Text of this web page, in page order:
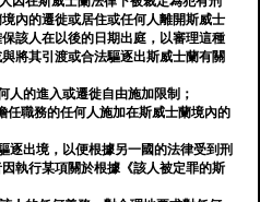
內的遷徙或居住或任何人離開斯威士
該人在以後的日期出庭，以審理這種
將其引渡或合法驅逐出斯威士蘭有關
人的進入或遷徙自由施加限制；
任職務的任何人施加在斯威士蘭境內的
逐出境，以便根據另一國的法律受到刑
執行某項關於根據《該人被定罪的斯